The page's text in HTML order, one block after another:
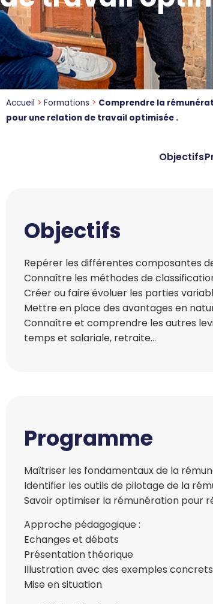
Accueil > Formations > Comprendre la
pour une relation de travail optimisée .
Objectifs
Objectifs
Repérer les différentes composantes
Connaître les méthodes de
Créer ou faire évoluer les parties
Mettre en place des avantages en
Connaître et comprendre les autres
temps et salariale, retraite…
Programme
Maîtriser les fondamentaux de la
Identifier les outils de pilotage de la
Savoir optimiser la rémunération pour
Approche pédagogique :
Echanges et débats
Présentation théorique
Illustration avec des exemples concrets
Mise en situation